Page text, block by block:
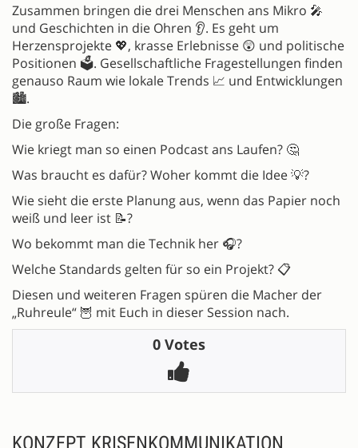
Zusammen bringen die drei Menschen ans Mikro 🎤
und Geschichten in die Ohren 👂. Es geht um
Herzensprojekte 💖, krasse Erlebnisse 😲 und politische
Positionen 🗳️. Gesellschaftliche Fragestellungen finden
genauso Raum wie lokale Trends 📈 und Entwicklungen
🏙️.
Die große Fragen:
Wie kriegt man so einen Podcast ans Laufen? 🤔
Was braucht es dafür? Woher kommt die Idee 💡?
Wie sieht die erste Planung aus, wenn das Papier noch
weiß und leer ist 📝?
Wo bekommt man die Technik her 🎧?
Welche Standards gelten für so ein Projekt? 📋
Diesen und weiteren Fragen spüren die Macher der
„Ruhreule“ 🦉 mit Euch in dieser Session nach.
0 Votes
KONZEPT KRISENKOMMUNIKATION